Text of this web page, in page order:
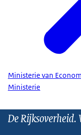
Ministerie van
Ministerie
De Rijksoverheid.